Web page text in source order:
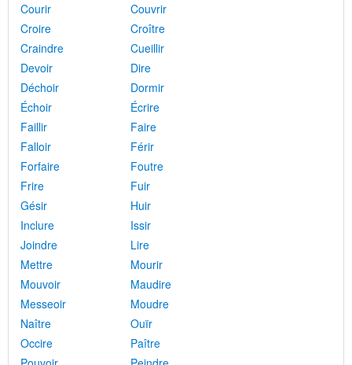
Courir
Couvrir
Croire
Croître
Craindre
Cueillir
Devoir
Dire
Déchoir
Dormir
Échoir
Écrire
Faillir
Faire
Falloir
Férir
Forfaire
Foutre
Frire
Fuir
Gésir
Huir
Inclure
Issir
Joindre
Lire
Mettre
Mourir
Mouvoir
Maudire
Messeoir
Moudre
Naître
Ouïr
Occire
Paître